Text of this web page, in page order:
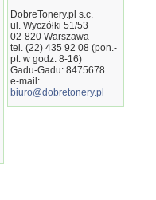
DobreTonery.pl s.c.
ul. Wyczółki 51/53
02-820 Warszawa
tel. (22) 435 92 08 (pon.-
pt. w godz. 8-16)
Gadu-Gadu: 8475678
e-mail:
biuro@dobretonery.pl